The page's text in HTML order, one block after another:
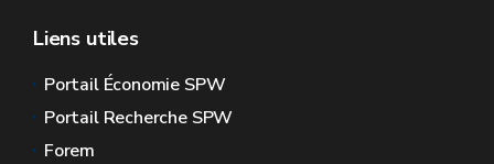
Liens utiles
Portail Économie SPW
Portail Recherche SPW
Forem